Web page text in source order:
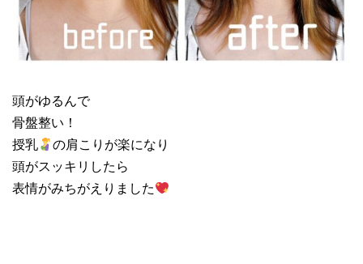
頭がゆるんで
骨盤整い！
授乳
の肩こりが楽になり
頭がスッキリしたら
表情がみちがえりました